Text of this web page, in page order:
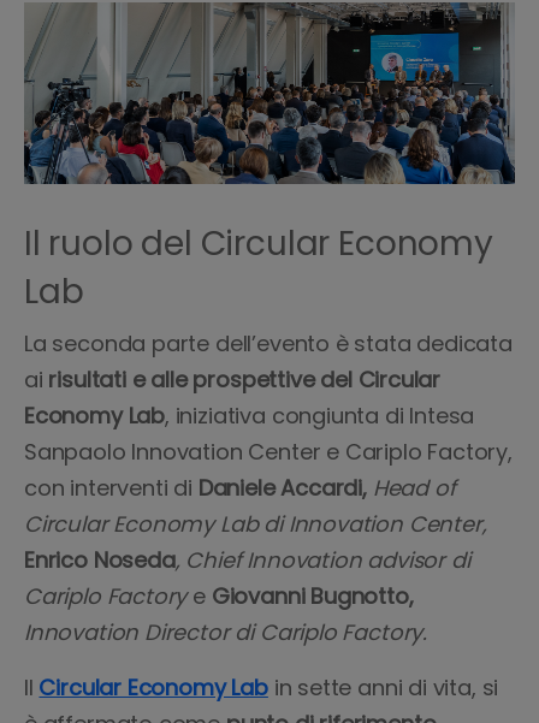
Il ruolo del Circular Economy
Lab
La seconda parte dell’evento è stata dedicata
ai risultati e alle prospettive del Circular
Economy Lab, iniziativa congiunta di Intesa
Sanpaolo Innovation Center e Cariplo Factory,
con interventi di Daniele Accardi, Head of
Circular Economy Lab di Innovation Center,
Enrico Noseda, Chief Innovation advisor di
Cariplo Factorye Giovanni Bugnotto,
Innovation Director di Cariplo Factory.
Il Circular Economy Labin sette anni di vita, si